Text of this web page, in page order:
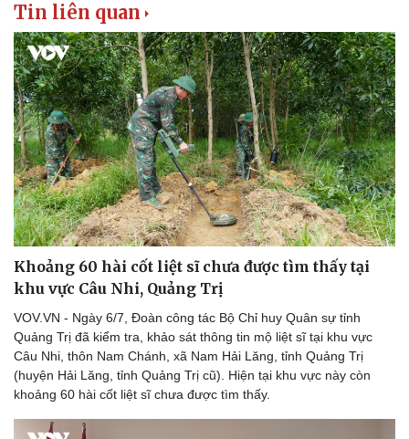
Tin liên quan
Khoảng 60 hài cốt liệt sĩ chưa được tìm thấy tại
khu vực Câu Nhi, Quảng Trị
VOV.VN - Ngày 6/7, Đoàn công tác Bộ Chỉ huy Quân sự tỉnh
Quảng Trị đã kiểm tra, khảo sát thông tin mộ liệt sĩ tại khu vực
Câu Nhi, thôn Nam Chánh, xã Nam Hải Lăng, tỉnh Quảng Trị
(huyện Hải Lăng, tỉnh Quảng Trị cũ). Hiện tại khu vực này còn
khoảng 60 hài cốt liệt sĩ chưa được tìm thấy.